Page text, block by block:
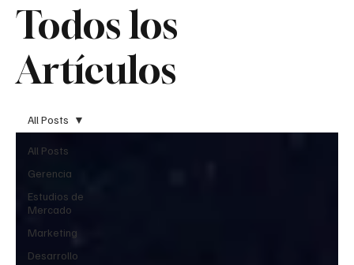
Todos los
Artículos
All Posts
Gerencia
Estudios de
Mercado
Marketing
Desarrollo
All Posts